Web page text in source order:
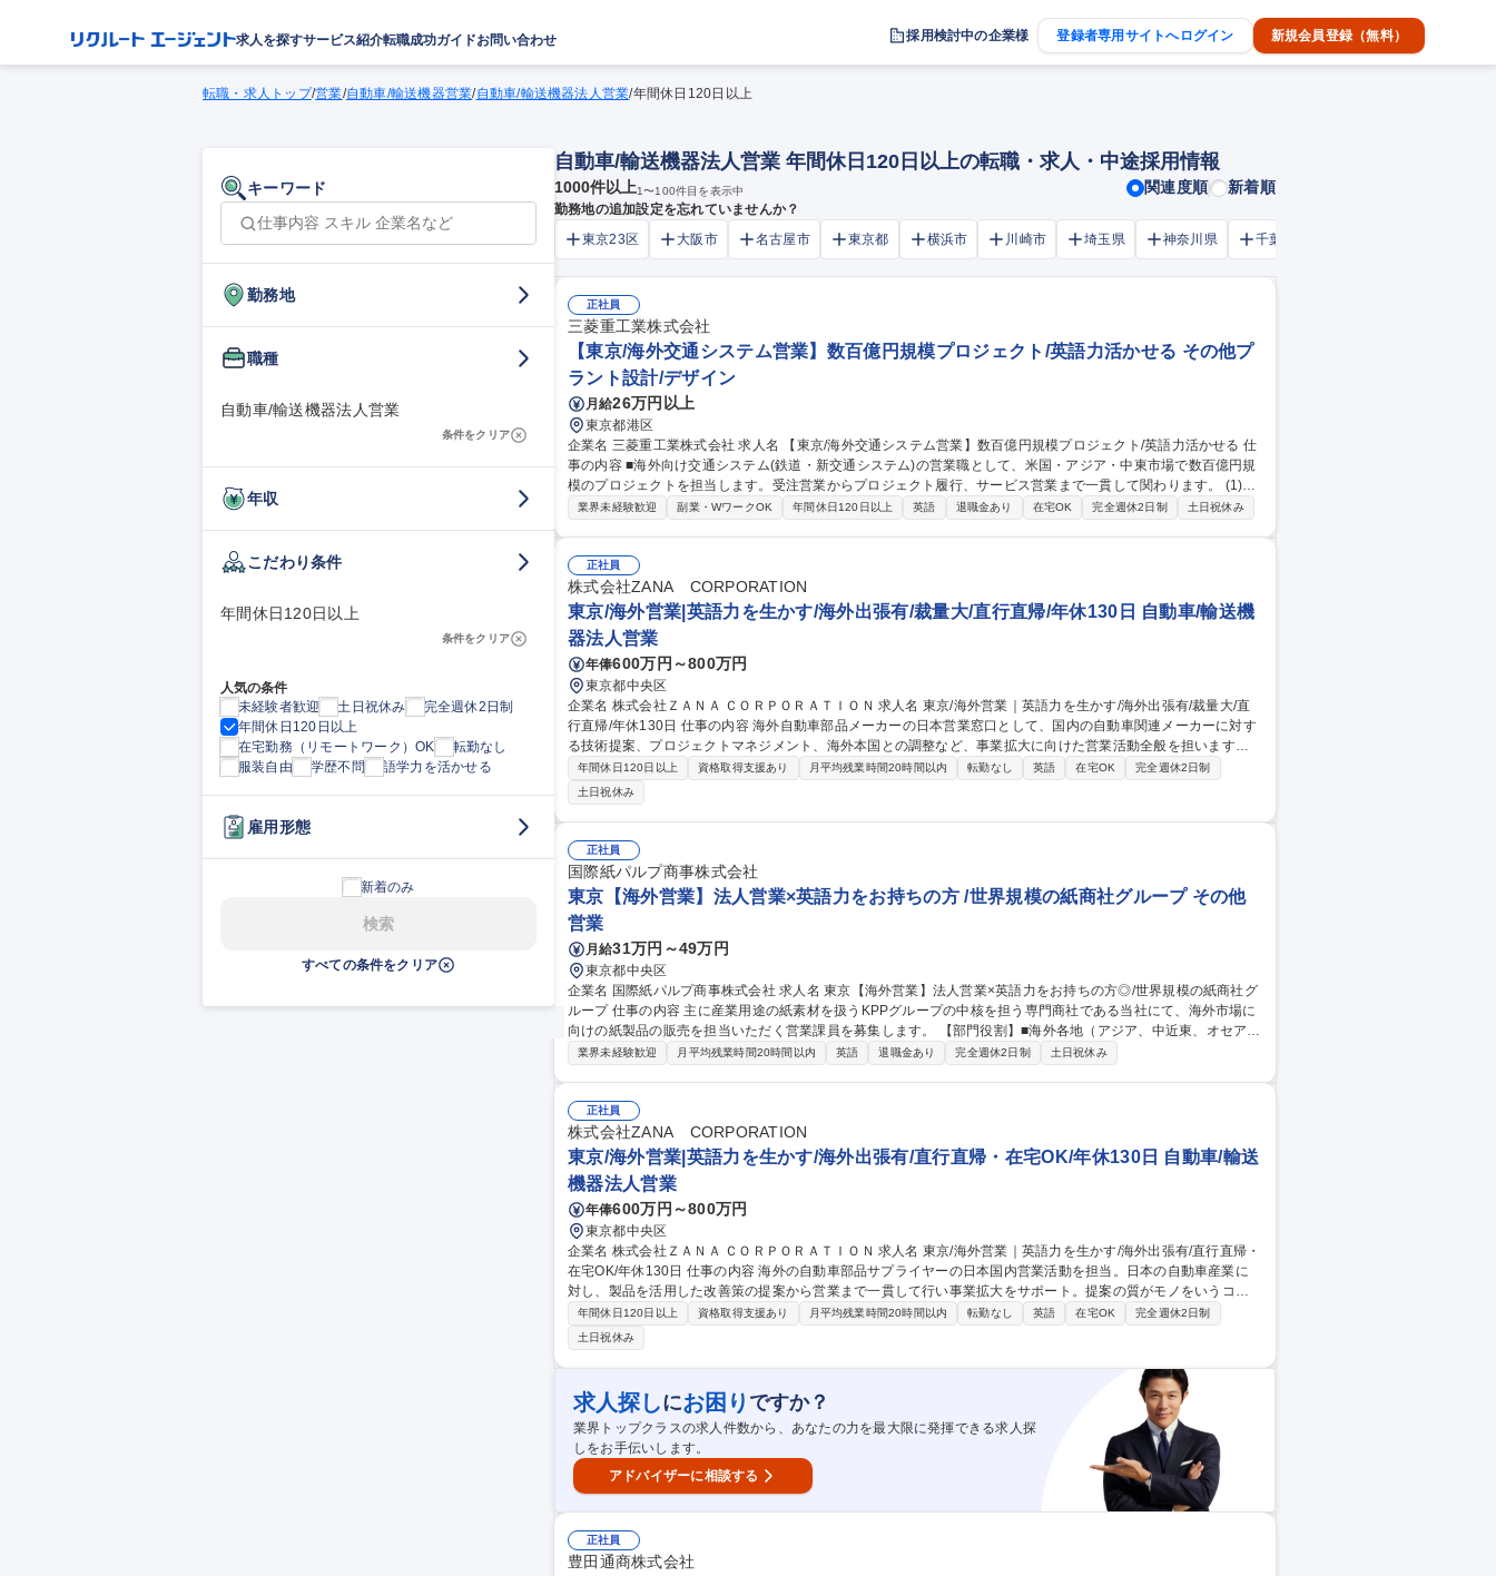
求人を探すサービス紹介転職成功ガイドお問い合わせ 採用検討中の企業様 登録者専用サイトへログイン 新規会員登録（無料）
転職・求人トップ/営業/自動車/輸送機器営業/自動車/輸送機器法人営業/年間休日120日以上
キーワード
勤務地
職種
自動車/輸送機器法人営業
条件をクリア
年収
こだわり条件
年間休日120日以上
条件をクリア
人気の条件
未経験者歓迎
土日祝休み
完全週休2日制
年間休日120日以上
在宅勤務（リモートワーク）OK
転勤なし
服装自由
学歴不問 語学力を活かせる
雇用形態
新着のみ
検索
すべての条件をクリア
自動車/輸送機器法人営業 年間休日120日以上の転職・求人・中途採用情報
1000件以上1〜100件目を表示中 関連度順 新着順
勤務地の追加設定を忘れていませんか？
東京23区
大阪市 名古屋市 東京都 横浜市 川崎市 埼玉県 神奈川県 千葉市
正社員
三菱重工業株式会社
【東京/海外交通システム営業】数百億円規模プロジェクト/英語力活かせる その他プ
ラント設計/デザイン
月給26万円以上
東京都港区
企業名 三菱重工業株式会社 求人名 【東京/海外交通システム営業】数百億円規模プロジェクト/英語力活かせる 仕
事の内容 ■海外向け交通システム(鉄道・新交通システム)の営業職として、米国・アジア・中東市場で数百億円規
模のプロジェクトを担当します。受注営業からプロジェクト履行、サービス営業まで一貫して関わります。 (1)受
注営業：海外拠点と連携し、顧客へのプレゼンや提案書作成、現地パートナーとの折衝、契約獲得を担います。
行います。※商談進捗に応じて数日から数週間の出張機会あり 募集職種 【東京/海外交通システム営業】数百億円
規模プロジェクト/英語力活かせる
業界未経験歓迎 副業・WワークOK 年間休日120日以上 英語 退職金あり 在宅OK 完全週休2日制 土日祝休み
正社員
株式会社ZANA CORPORATION
東京/海外営業|英語力を生かす/海外出張有/裁量大/直行直帰/年休130日 自動車/輸送機
器法人営業
年俸600万円～800万円
東京都中央区
企業名 株式会社ＺＡＮＡ ＣＯＲＰＯＲＡＴＩＯＮ 求人名 東京/海外営業｜英語力を生かす/海外出張有/裁量大/直
行直帰/年休130日 仕事の内容 海外自動車部品メーカーの日本営業窓口として、国内の自動車関連メーカーに対す
る技術提案、プロジェクトマネジメント、海外本国との調整など、事業拡大に向けた営業活動全般を担います。
【具体的には】担当サプライヤーの技術や製品を理解し、国内顧客の課題に合わせて提案。見積作成、納期調
整、品質対応に加え、海外本国と英語を使用した会議や、新規参入に向けた戦略立案も担います。 【働き方】基
本的には在宅・客先での勤務となり、個人での裁量が非常に大きいです。週1回チームで、月1回全社で進捗の確
認を行い計画から遅滞がないか確認。裁量は大きいですが、個人任せにはしない働き方です。 募集職種 東京/海外
営業｜英語力を生かす/海外出張有/裁量大/直行直帰/年休130日
年間休日120日以上 資格取得支援あり 月平均残業時間20時間以内 転勤なし 英語 在宅OK
完全週休2日制
土日祝休み
正社員
国際紙パルプ商事株式会社
東京【海外営業】法人営業×英語力をお持ちの方 /世界規模の紙商社グループ その他
営業
月給31万円～49万円
東京都中央区
企業名 国際紙パルプ商事株式会社 求人名 東京【海外営業】法人営業×英語力をお持ちの方◎/世界規模の紙商社グ
ループ 仕事の内容 主に産業用途の紙素材を扱うKPPグループの中核を担う専門商社である当社にて、海外市場に
向けの紙製品の販売を担当いただく営業課員を募集します。 【部門役割】■海外各地（アジア、中近東、オセアニ
ア、北米、欧州、アフリカ等）に日本の紙と周辺機械などの輸出販売を行っています。 【業務内容】■日本メーカ
京【海外営業】法人営業×英語力をお持ちの方◎/世界規模の紙商社グループ
業界未経験歓迎 月平均残業時間20時間以内 英語 退職金あり 完全週休2日制 土日祝休み
正社員
株式会社ZANA CORPORATION
東京/海外営業|英語力を生かす/海外出張有/直行直帰・在宅OK/年休130日 自動車/輸送
機器法人営業
年俸600万円～800万円
東京都中央区
企業名 株式会社ＺＡＮＡ ＣＯＲＰＯＲＡＴＩＯＮ 求人名 東京/海外営業｜英語力を生かす/海外出張有/直行直帰・
在宅OK/年休130日 仕事の内容 海外の自動車部品サプライヤーの日本国内営業活動を担当。日本の自動車産業に
対し、製品を活用した改善策の提案から営業まで一貫して行い事業拡大をサポート。提案の質がモノをいうコン
サル要素のある営業です。 【具体的には】担当サプライヤーの技術や製品を理解し、国内顧客の課題に合わせて
提案。見積作成、納期調整、品質対応に加え、海外本国と英語を使用した会議や、新規参入に向けた戦略立案も
担います。 【働き方】基本的には在宅・客先での勤務となり、個人での裁量が非常に大きいです。週1回チーム
で、月1回全社で進捗の確認を行い計画から遅滞がないか確認。裁量は大きいですが、個人任せにはしない働き方
です。 募集職種 東京/海外営業｜英語力を生かす/海外出張有/直行直帰・在宅OK/年休130日
年間休日120日以上 資格取得支援あり 月平均残業時間20時間以内 転勤なし 英語 在宅OK
完全週休2日制
土日祝休み
求人探しにお困り ですか？
業界トップクラスの求人件数から、あなたの力を最大限に発揮できる求人探
しをお手伝いします。
アドバイザーに相談する
正社員
豊田通商株式会社